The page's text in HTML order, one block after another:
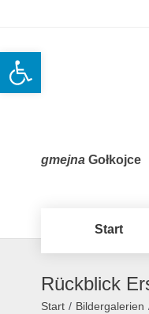
gmejna Gołkojce
Start
Rückblick
Start / Bildergalerien
Open toolbar